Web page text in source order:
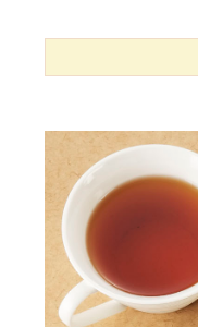
夏のとくとく蜜蜂箱
季節限定はちみつ
more Honey
856シリーズ
国産純粋はちみつ
世界の純粋はちみつ
小分け容器
はちみつ屋のパンのお供
はちみつ屋のスイーツ
はちみつ屋のドリンク
はちみつ屋のご飯のお供・調
おトクなまとめ買い